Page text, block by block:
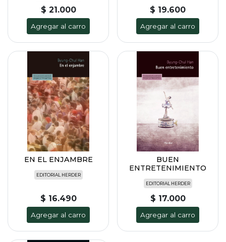
$ 21.000
Agregar al carro
$ 19.600
Agregar al carro
EN EL ENJAMBRE
EDITORIAL HERDER
$ 16.490
Agregar al carro
BUEN
ENTRETENIMIENTO
EDITORIAL HERDER
$ 17.000
Agregar al carro